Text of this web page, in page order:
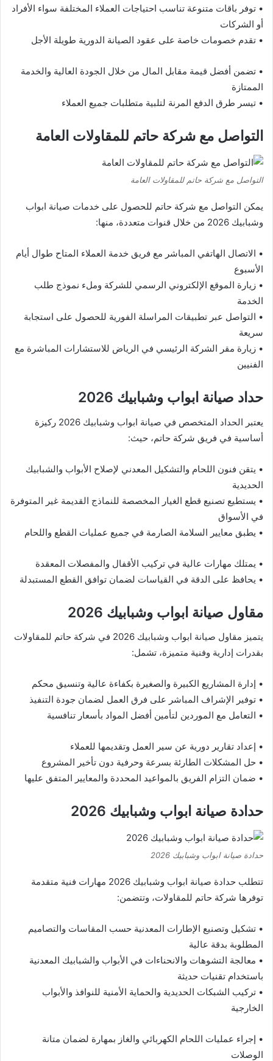
• توفر باقات متنوعة تناسب احتياجات العملاء المختلفة سواء الأفراد
أو الشركات
• تقدم خصومات خاصة على عقود الصيانة الدورية طويلة الأجل
• تضمن أفضل قيمة مقابل المال من خلال الجودة العالية والخدمة
الممتازة
• تيسر طرق الدفع المرنة لتلبية متطلبات جميع العملاء
التواصل مع شركة حاتم للمقاولات العامة
التواصل مع شركة حاتم للمقاولات العامة
يمكن التواصل مع شركة حاتم للحصول على خدمات صيانة ابواب
وشبابيك 2026 من خلال قنوات متعددة، منها:
• الاتصال الهاتفي المباشر مع فريق خدمة العملاء المتاح طوال أيام
الأسبوع
• زيارة الموقع الإلكتروني الرسمي للشركة وملء نموذج طلب
الخدمة
• التواصل عبر تطبيقات المراسلة الفورية للحصول على استجابة
سريعة
• زيارة مقر الشركة الرئيسي في الرياض للاستشارات المباشرة مع
الفنيين
حداد صيانة ابواب وشبابيك 2026
يعتبر الحداد المتخصص في صيانة ابواب وشبابيك 2026 ركيزة
أساسية في فريق شركة حاتم، حيث:
• يتقن فنون اللحام والتشكيل المعدني لإصلاح الأبواب والشبابيك
الحديدية
• يستطيع تصنيع قطع الغيار المخصصة للنماذج القديمة غير المتوفرة
في الأسواق
• يطبق معايير السلامة الصارمة في جميع عمليات القطع واللحام
• يمتلك مهارات عالية في تركيب الأقفال والمفصلات المعقدة
• يحافظ على الدقة في القياسات لضمان توافق القطع المستبدلة
مقاول صيانة ابواب وشبابيك 2026
يتميز مقاول صيانة ابواب وشبابيك 2026 في شركة حاتم للمقاولات
بقدرات إدارية وفنية متميزة، تشمل:
• إدارة المشاريع الكبيرة والصغيرة بكفاءة عالية وتنسيق محكم
• توفير الإشراف المباشر على فرق العمل لضمان جودة التنفيذ
• التعامل مع الموردين لتأمين أفضل المواد بأسعار تنافسية
• إعداد تقارير دورية عن سير العمل وتقديمها للعملاء
• حل المشكلات الطارئة بسرعة وحرفية دون تأخير المشروع
• ضمان التزام الفريق بالمواعيد المحددة والمعايير المتفق عليها
حدادة صيانة ابواب وشبابيك 2026
حدادة صيانة ابواب وشبابيك 2026
تتطلب حدادة صيانة ابواب وشبابيك 2026 مهارات فنية متقدمة
توفرها شركة حاتم للمقاولات، وتتضمن:
• تشكيل وتصنيع الإطارات المعدنية حسب المقاسات والتصاميم
المطلوبة بدقة عالية
• معالجة التشوهات والانحناءات في الأبواب والشبابيك المعدنية
باستخدام تقنيات حديثة
• تركيب الشبكات الحديدية والحماية الأمنية للنوافذ والأبواب
الخارجية
• إجراء عمليات اللحام الكهربائي والغاز بمهارة لضمان متانة
الوصلات